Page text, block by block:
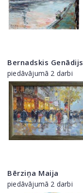
Bernadskis Genādijs
piedāvājumā 2 darbi
Bērziņa Maija
piedāvājumā 2 darbi